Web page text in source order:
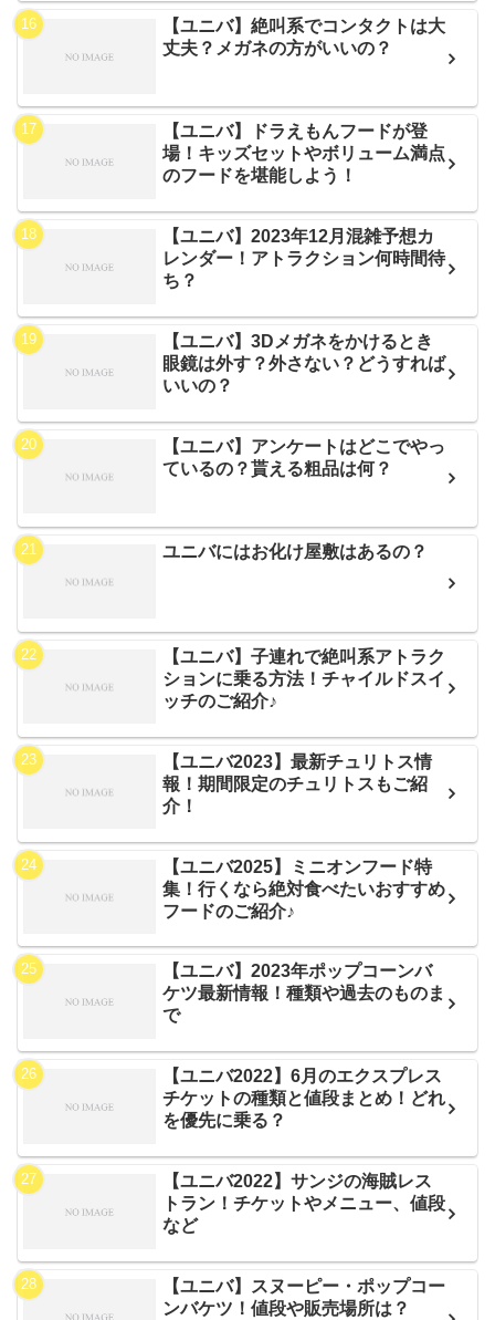
【ユニバ】絶叫系でコンタクトは大
丈夫？メガネの方がいいの？
【ユニバ】ドラえもんフードが登
場！キッズセットやボリューム満点
のフードを堪能しよう！
【ユニバ】2023年12月混雑予想カ
レンダー！アトラクション何時間待
ち？
【ユニバ】3Dメガネをかけるとき
眼鏡は外す？外さない？どうすれば
いいの？
【ユニバ】アンケートはどこでやっ
ているの？貰える粗品は何？
ユニバにはお化け屋敷はあるの？
【ユニバ】子連れで絶叫系アトラク
ションに乗る方法！チャイルドスイ
ッチのご紹介♪
【ユニバ2023】最新チュリトス情
報！期間限定のチュリトスもご紹
介！
【ユニバ2025】ミニオンフード特
集！行くなら絶対食べたいおすすめ
フードのご紹介♪
【ユニバ】2023年ポップコーンバ
ケツ最新情報！種類や過去のものま
で
【ユニバ2022】6月のエクスプレス
チケットの種類と値段まとめ！どれ
を優先に乗る？
【ユニバ2022】サンジの海賊レス
トラン！チケットやメニュー、値段
など
【ユニバ】スヌーピー・ポップコー
ンバケツ！値段や販売場所は？